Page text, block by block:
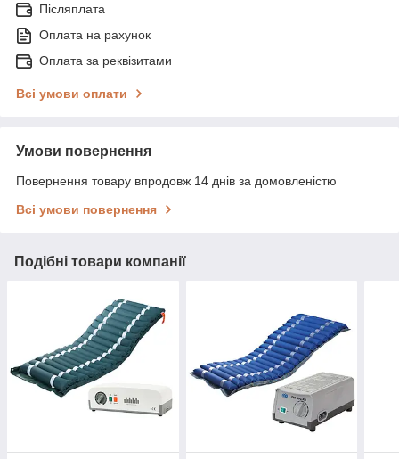
Післяплата
Оплата на рахунок
Оплата за реквізитами
Всі умови оплати
Умови повернення
Повернення товару впродовж 14 днів за домовленістю
Всі умови повернення
Подібні товари компанії